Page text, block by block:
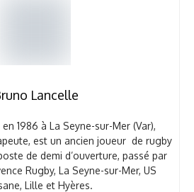
Lancelle
1986 à La Seyne-sur-Mer (Var),
est un ancien joueur de rugby
de demi d’ouverture, passé par
Rugby, La Seyne-sur-Mer, US
Lille et Hyères.